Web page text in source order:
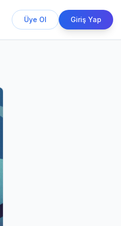
Üye Ol Giriş Yap